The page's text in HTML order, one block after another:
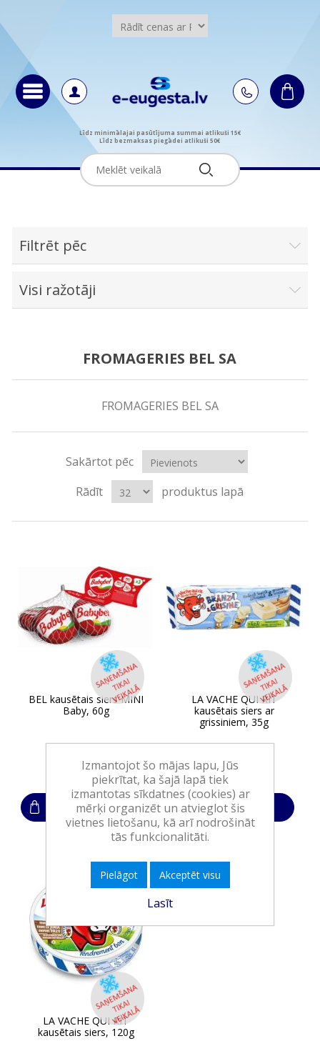
Līdz minimālajai pasūtījuma summai atlikuši 15€
Līdz bezmaksas piegādei atlikuši 50€
Filtrēt pēc
Visi ražotāji
FROMAGERIES BEL SA
FROMAGERIES BEL SA
Sakārtot pēc
Rādīt
produktus lapā
BEL kausētais siers MINI
Baby, 60g
2,30€
Ielikt grozā
LA VACHE QUI RIT
kausētais siers ar
grissiniem, 35g
1,15€
Ielikt grozā
LA VACHE QUI RIT
kausētais siers, 120g
Izmantojot šo mājas lapu, Jūs
piekrītat, ka šajā lapā tiek
izmantotas sīkdatnes (cookies) ar
mērķi organizēt un atvieglot šis
vietnes lietošanu, kā arī nodrošināt
tās funkcionalitāti.
Pielāgot Akceptēt visu
Lasīt